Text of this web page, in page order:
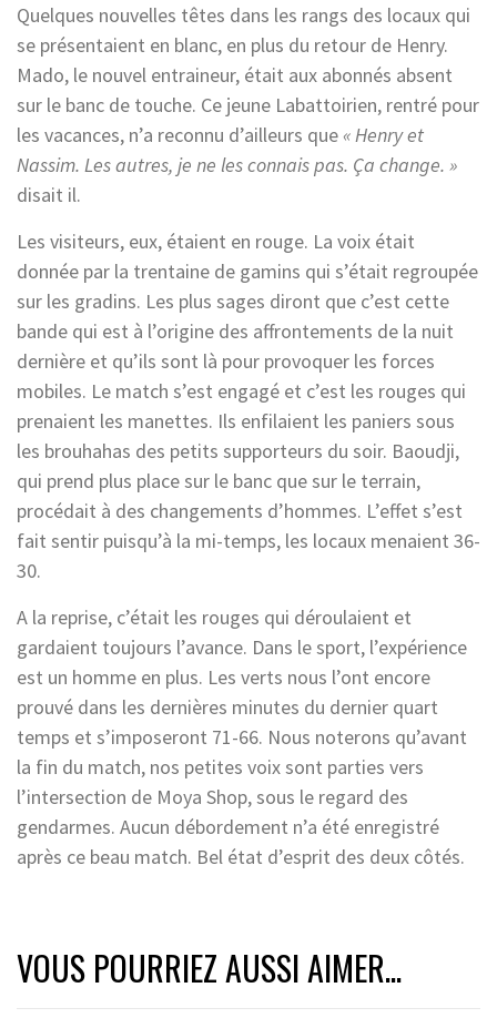
Quelques nouvelles têtes dans les rangs des locaux qui
se présentaient en blanc, en plus du retour de Henry.
Mado, le nouvel entraineur, était aux abonnés absent
sur le banc de touche. Ce jeune Labattoirien, rentré pour
les vacances, n’a reconnu d’ailleurs que« Henry et
Nassim. Les autres, je ne les connais pas. Ça change. »
disait il.
Les visiteurs, eux, étaient en rouge. La voix était
donnée par la trentaine de gamins qui s’était regroupée
sur les gradins. Les plus sages diront que c’est cette
bande qui est à l’origine des affrontements de la nuit
dernière et qu’ils sont là pour provoquer les forces
mobiles. Le match s’est engagé et c’est les rouges qui
prenaient les manettes. Ils enfilaient les paniers sous
les brouhahas des petits supporteurs du soir. Baoudji,
qui prend plus place sur le banc que sur le terrain,
procédait à des changements d’hommes. L’effet s’est
fait sentir puisqu’à la mi-temps, les locaux menaient 36-
30.
A la reprise, c’était les rouges qui déroulaient et
gardaient toujours l’avance. Dans le sport, l’expérience
est un homme en plus. Les verts nous l’ont encore
prouvé dans les dernières minutes du dernier quart
temps et s’imposeront 71-66. Nous noterons qu’avant
la fin du match, nos petites voix sont parties vers
l’intersection de Moya Shop, sous le regard des
gendarmes. Aucun débordement n’a été enregistré
après ce beau match. Bel état d’esprit des deux côtés.
VOUS POURRIEZ AUSSI AIMER...